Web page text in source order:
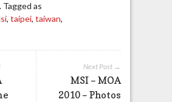
. Tagged as
, taipei, taiwan,
Next Post →
MSI – MOA
2010 – Photos